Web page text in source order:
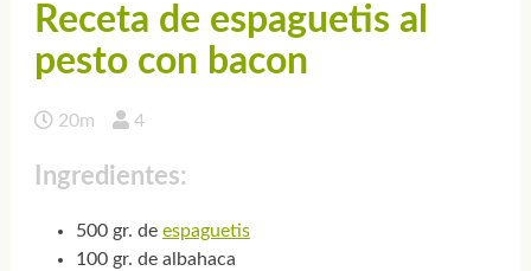
Receta de espaguetis al
pesto con bacon
20m 4
Ingredientes:
500 gr. de espaguetis
100 gr. de albahaca